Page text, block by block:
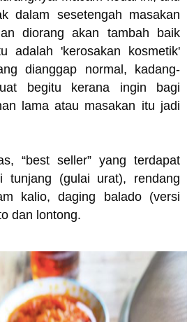
dalam sesetengah masakan
diorang akan tambah baik
adalah 'kerosakan kosmetik'
dianggap normal, kadang-
begitu kerana ingin bagi
lama atau masakan itu jadi
“best seller” yang terdapat
tunjang (gulai urat), rendang
kalio, daging balado (versi
dan lontong.